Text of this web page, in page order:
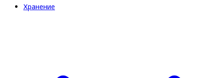
Хранение